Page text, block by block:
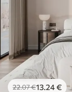
22.07€13 .24€